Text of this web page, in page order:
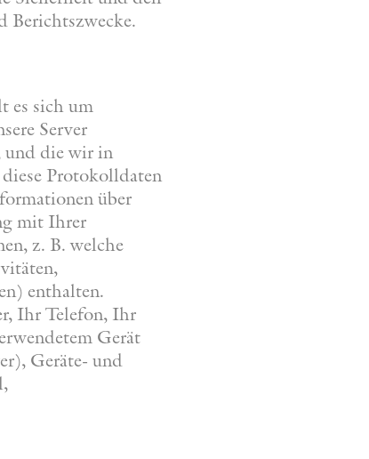
Berichtszwecke.
es sich um
Server
und die wir in
Protokolldaten
über
mit Ihrer
z. B. welche
enthalten.
Ihr Telefon, Ihr
Gerät
Geräte- und